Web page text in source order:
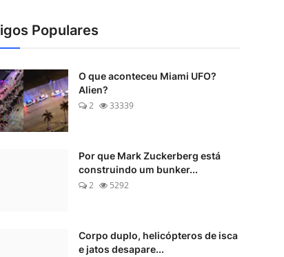
Populares
O que aconteceu Miami UFO?
Alien?
2
33339
Por que Mark Zuckerberg está
construindo um bunker...
2
5292
Corpo duplo, helicópteros de isca
e jatos desapare...